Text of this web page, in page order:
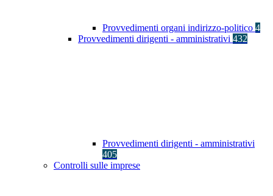
Provvedimenti organi indirizzo-politico 4
Provvedimenti dirigenti - amministrativi 432
Provvedimenti dirigenti - amministrativi
405
Controlli sulle imprese